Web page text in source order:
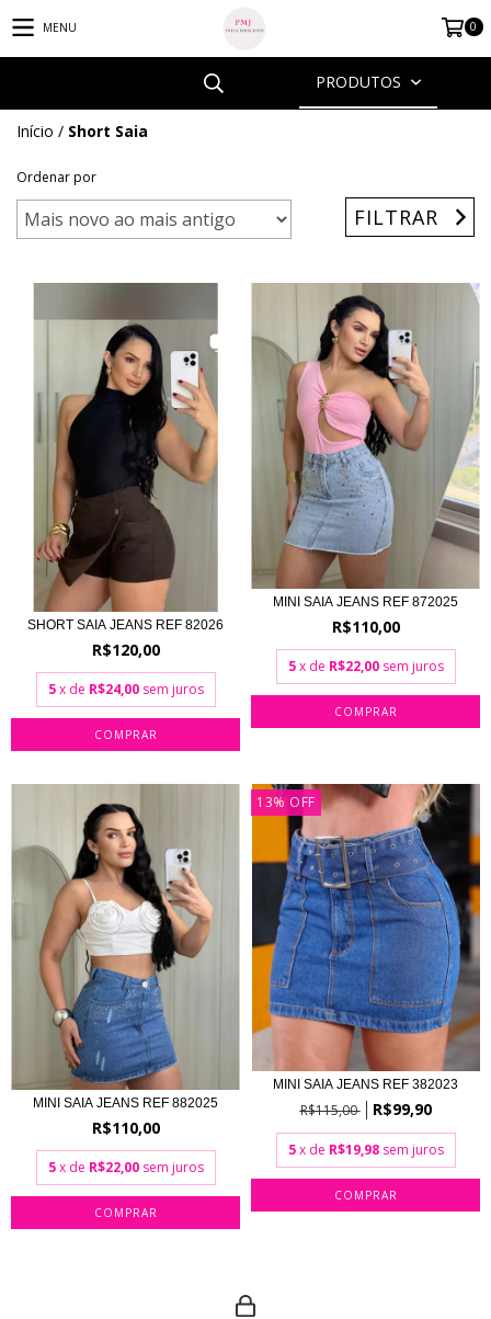
MENU 0
PRODUTOS
Início / Short Saia
Ordenar por
FILTRAR
SHORT SAIA JEANS REF 82026
R$120,00
5 x de R$24,00 sem juros
COMPRAR
MINI SAIA JEANS REF 872025
R$110,00
5 x de R$22,00 sem juros
COMPRAR
MINI SAIA JEANS REF 882025
R$110,00
5 x de R$22,00 sem juros
COMPRAR
13% OFF
MINI SAIA JEANS REF 382023
R$115,00 R$99,90
5 x de R$19,98 sem juros
COMPRAR